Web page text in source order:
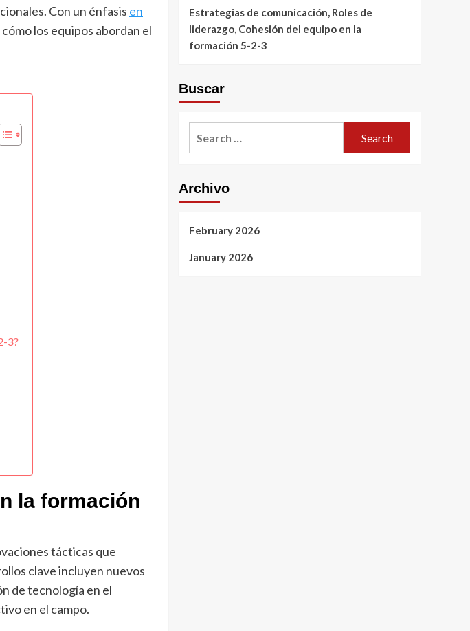
Con un énfasis en
los equipos abordan el
3?
la formación
tácticas que
clave incluyen nuevos
de tecnología en el
en el campo.
Estrategias de comunicación, Roles de
liderazgo, Cohesión del equipo en la
formación 5-2-3
Buscar
Archivo
February 2026
January 2026